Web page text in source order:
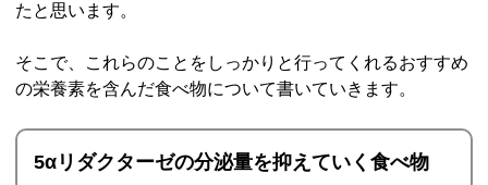
たと思います。
そこで、これらのことをしっかりと行ってくれるおすすめ
の栄養素を含んだ食べ物について書いていきます。
5αリダクターゼの分泌量を抑えていく食べ物